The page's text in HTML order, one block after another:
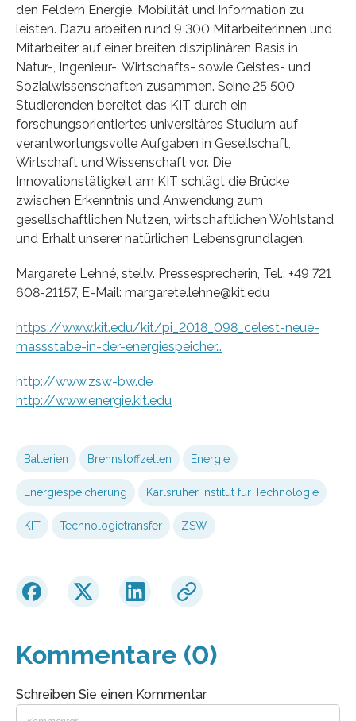
den Feldern Energie, Mobilität und Information zu
leisten. Dazu arbeiten rund 9 300 Mitarbeiterinnen und
Mitarbeiter auf einer breiten disziplinären Basis in
Natur-, Ingenieur-, Wirtschafts- sowie Geistes- und
Sozialwissenschaften zusammen. Seine 25 500
Studierenden bereitet das KIT durch ein
forschungsorientiertes universitäres Studium auf
verantwortungsvolle Aufgaben in Gesellschaft,
Wirtschaft und Wissenschaft vor. Die
Innovationstätigkeit am KIT schlägt die Brücke
zwischen Erkenntnis und Anwendung zum
gesellschaftlichen Nutzen, wirtschaftlichen Wohlstand
und Erhalt unserer natürlichen Lebensgrundlagen.
Margarete Lehné, stellv. Pressesprecherin, Tel.: +49 721
608-21157, E-Mail: margarete.lehne@kit.edu
https://www.kit.edu/kit/pi_2018_098_celest-neue-
massstabe-in-der-energiespeicher…
http://www.zsw-bw.de
http://www.energie.kit.edu
Batterien Brennstoffzellen Energie
Energiespeicherung Karlsruher Institut für Technologie
KIT Technologietransfer ZSW
Kommentare (0)
Schreiben Sie einen Kommentar